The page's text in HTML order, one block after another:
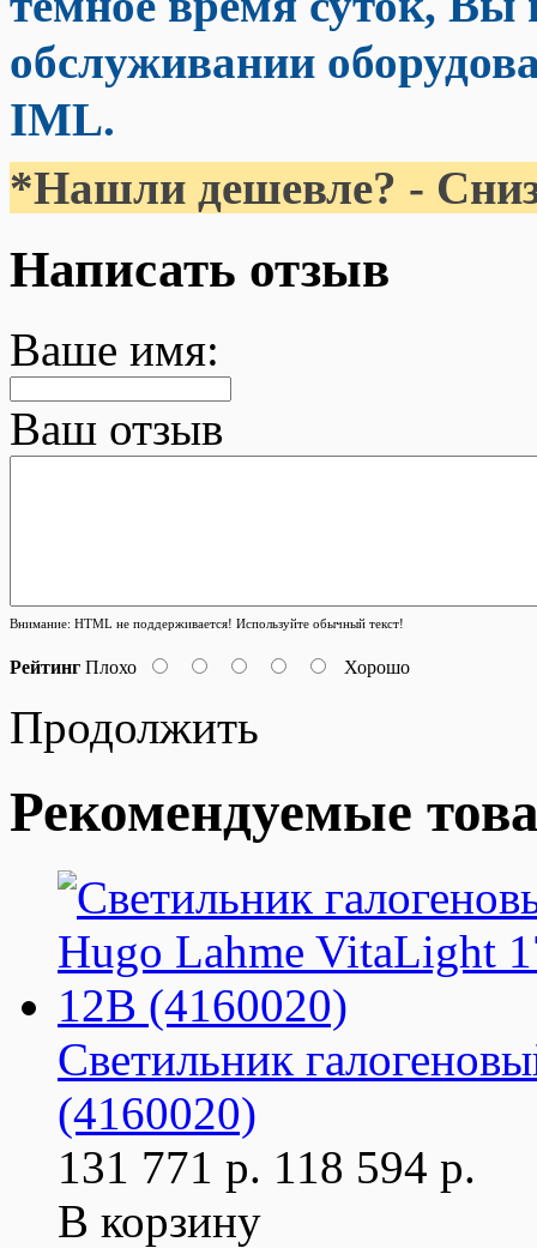
обслуживании
IML.
*Нашли дешевле? -
Написать отзыв
Ваше имя:
Ваш отзыв
Внимание: HTML не поддерживается! Используйте обычный текст!
Рейтинг Плохо Хорошо
Продолжить
Рекомендуемые
Светильник
(4160020)
131 771 р. 118 594 р.
В корзину